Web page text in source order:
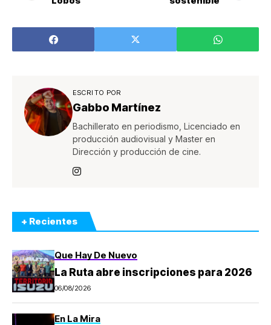
ESCRITO POR
Gabbo Martínez
Bachillerato en periodismo, Licenciado en
producción audiovisual y Master en
Dirección y producción de cine.
+ Recientes
Que Hay De Nuevo
La Ruta abre inscripciones para 2026
06/08/2026
En La Mira